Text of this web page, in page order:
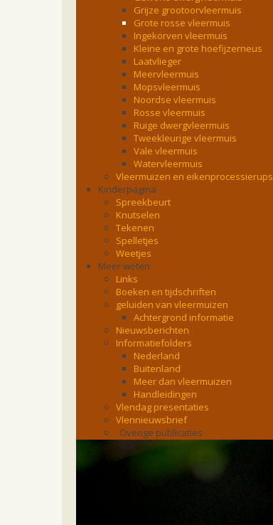
Grijze grootoorvleermuis
Grote rosse vleermuis
Ingekorven vleermuis
Kleine en grote hoefijzerneus
Laatvlieger
Meervleermuis
Mopsvleermuis
Noordse vleermuis
Rosse vleermuis
Ruige dwergvleermuis
Tweekleurige vleermuis
Vale vleermuis
Watervleermuis
Vleermuizen en eikenprocessierups
Kinderpagina
Spreekbeurt
Knutselen
Tekenen
Spelletjes
Weetjes
Meer weten
Links
Boeken en tijdschriften
geluiden van vleermuizen
Achtergrond informatie
Nieuwsberichten
Informatiefolders
Nederland
Buitenland
Meer dan vleermuizen
Handleidingen
Vlendag presentaties
Vlennieuwsbrief
Overige publicaties
zoonose info (rabies, corona, etc)
rapporten